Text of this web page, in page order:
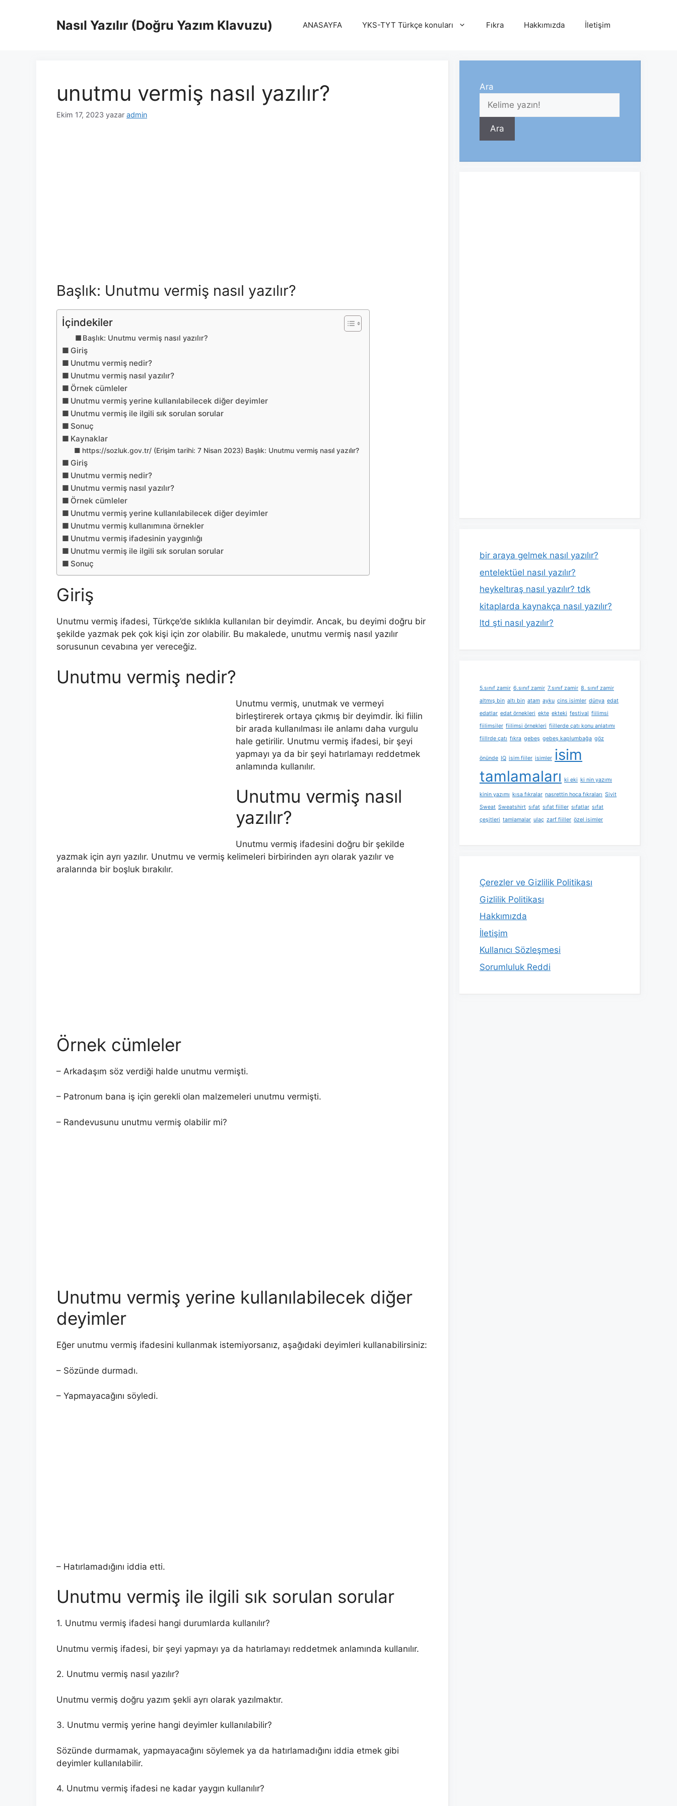
Nasıl Yazılır (Doğru Yazım Klavuzu) ANASAYFA YKS-TYT Türkçe konuları Fıkra Hakkımızda İletişim
unutmu vermiş nasıl yazılır?
Ekim 17, 2023 yazar admin
Başlık: Unutmu vermiş nasıl yazılır?
İçindekiler
Başlık: Unutmu vermiş nasıl yazılır?
Giriş
Unutmu vermiş nedir?
Unutmu vermiş nasıl yazılır?
Örnek cümleler
Unutmu vermiş yerine kullanılabilecek diğer deyimler
Unutmu vermiş ile ilgili sık sorulan sorular
Sonuç
Kaynaklar
https://sozluk.gov.tr/ (Erişim tarihi: 7 Nisan 2023) Başlık: Unutmu vermiş nasıl yazılır?
Giriş
Unutmu vermiş nedir?
Unutmu vermiş nasıl yazılır?
Örnek cümleler
Unutmu vermiş yerine kullanılabilecek diğer deyimler
Unutmu vermiş kullanımına örnekler
Unutmu vermiş ifadesinin yaygınlığı
Unutmu vermiş ile ilgili sık sorulan sorular
Sonuç
Giriş
Unutmu vermiş ifadesi, Türkçe’de sıklıkla kullanılan bir deyimdir. Ancak, bu deyimi doğru bir
şekilde yazmak pek çok kişi için zor olabilir. Bu makalede, unutmu vermiş nasıl yazılır
sorusunun cevabına yer vereceğiz.
Unutmu vermiş nedir?
Unutmu vermiş, unutmak ve vermeyi
birleştirerek ortaya çıkmış bir deyimdir. İki fiilin
bir arada kullanılması ile anlamı daha vurgulu
hale getirilir. Unutmu vermiş ifadesi, bir şeyi
yapmayı ya da bir şeyi hatırlamayı reddetmek
anlamında kullanılır.
Unutmu vermiş nasıl
yazılır?
Unutmu vermiş ifadesini doğru bir şekilde
yazmak için ayrı yazılır. Unutmu ve vermiş kelimeleri birbirinden ayrı olarak yazılır ve
aralarında bir boşluk bırakılır.
Örnek cümleler
– Arkadaşım söz verdiği halde unutmu vermişti.
– Patronum bana iş için gerekli olan malzemeleri unutmu vermişti.
– Randevusunu unutmu vermiş olabilir mi?
Unutmu vermiş yerine kullanılabilecek diğer
deyimler
Eğer unutmu vermiş ifadesini kullanmak istemiyorsanız, aşağıdaki deyimleri kullanabilirsiniz:
– Sözünde durmadı.
– Yapmayacağını söyledi.
– Hatırlamadığını iddia etti.
Unutmu vermiş ile ilgili sık sorulan sorular
1. Unutmu vermiş ifadesi hangi durumlarda kullanılır?
Unutmu vermiş ifadesi, bir şeyi yapmayı ya da hatırlamayı reddetmek anlamında kullanılır.
2. Unutmu vermiş nasıl yazılır?
Unutmu vermiş doğru yazım şekli ayrı olarak yazılmaktır.
3. Unutmu vermiş yerine hangi deyimler kullanılabilir?
Sözünde durmamak, yapmayacağını söylemek ya da hatırlamadığını iddia etmek gibi
deyimler kullanılabilir.
4. Unutmu vermiş ifadesi ne kadar yaygın kullanılır?
Ara
Ara
bir araya gelmek nasıl yazılır?
entelektüel nasıl yazılır?
heykeltıraş nasıl yazılır? tdk
kitaplarda kaynakça nasıl yazılır?
ltd şti nasıl yazılır?
5.sınıf zamir 6.sınıf zamir 7.sınıf zamir 8. sınıf zamir
altmış bin altı bin atam ayku cins isimler dünya edat
edatlar edat örnekleri ekte ekteki festival fiilimsi
fiilimsiler fiilimsi örnekleri fiillerde çatı konu anlatımı
fiillrde çatı fıkra gebeş gebeş kaplumbağa göz
önünde IQ isim fiiler isimler isim
tamlamaları ki eki ki nin yazımı
kinin yazımı kısa fıkralar nasrettin hoca fıkraları Sivit
Sweat Sweatshirt sıfat sıfat fiiller sıfatlar sıfat
çeşitleri tamlamalar ulaç zarf fiiller özel isimler
Çerezler ve Gizlilik Politikası
Gizlilik Politikası
Hakkımızda
İletişim
Kullanıcı Sözleşmesi
Sorumluluk Reddi